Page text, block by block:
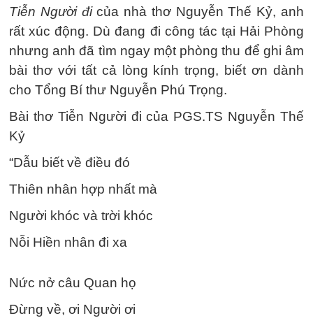
Tiễn Người đicủa nhà thơ Nguyễn Thế Kỷ, anh
rất xúc động. Dù đang đi công tác tại Hải Phòng
nhưng anh đã tìm ngay một phòng thu để ghi âm
bài thơ với tất cả lòng kính trọng, biết ơn dành
cho Tổng Bí thư Nguyễn Phú Trọng.
Bài thơ Tiễn Người đi của PGS.TS Nguyễn Thế
Kỷ
“Dẫu biết về điều đó
Thiên nhân hợp nhất mà
Người khóc và trời khóc
Nỗi Hiền nhân đi xa
Nức nở câu Quan họ
Đừng về, ơi Người ơi